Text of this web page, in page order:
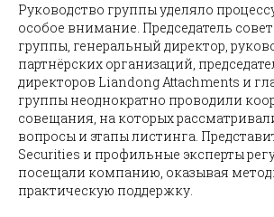
Руководство группы уделяло
особое внимание. Председатель
группы, генеральный директор,
партнёрских организаций,
директоров Liandong Attachments и
группы неоднократно проводили
совещания, на которых
вопросы и этапы листинга.
Securities и профильные эксперты
посещали компанию, оказывая
практическую поддержку.